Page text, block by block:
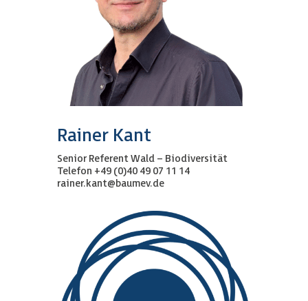
Rainer Kant
Senior Referent Wald – Biodiversität
Telefon +49 (0)40 49 07 11 14
rainer.kant@baumev.de